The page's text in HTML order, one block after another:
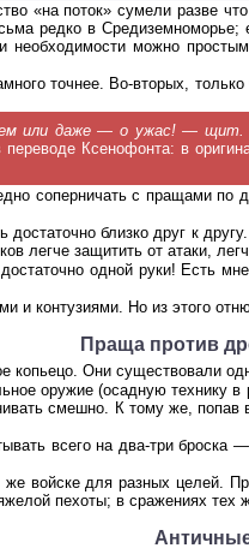
«на поток» сумели разве
редко в
можно
точнее. Во-вторых,
или даже — о ужас! — щит.
Ксенофонта: в
соперничать с пращами
близко друг к
легче защитить от атаки,
одной руки! Есть
контузиями. Но из этого
Праща против
копьецо. Они существовали
оружие (осадную технику
смешно. К тому же,
всего на два-три
войске для разных целей.
пехоты; в сражениях